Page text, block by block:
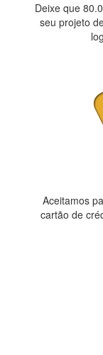
Deixe que
seu projeto
Aceitamos
cartão de